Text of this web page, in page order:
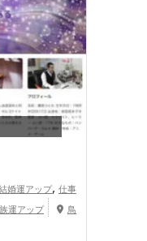
婚運アップ, 仕事
運アップ
鳥